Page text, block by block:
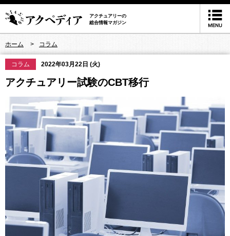
アクチュアリーの
総合情報マガジン
ホーム コラム
コラム 2022年03月22日 (火)
アクチュアリー試験のCBT移行